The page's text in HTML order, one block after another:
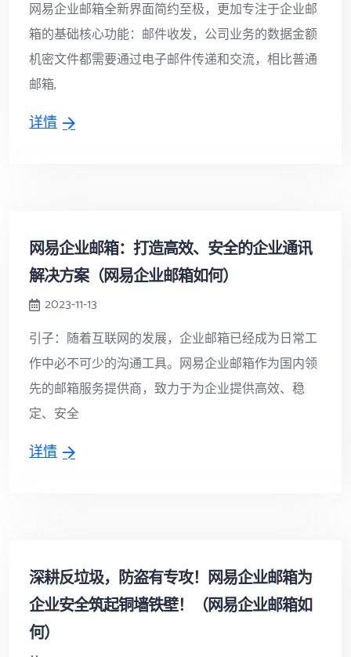
网易企业邮箱全新界面简约至极，更加专注于企业邮
箱的基础核心功能：邮件收发，公司业务的数据金额
机密文件都需要通过电子邮件传递和交流，相比普通
邮箱,
详情
网易企业邮箱：打造高效、安全的企业通讯
解决方案（网易企业邮箱如何）
2023-11-13
引子：随着互联网的发展，企业邮箱已经成为日常工
作中必不可少的沟通工具。网易企业邮箱作为国内领
先的邮箱服务提供商，致力于为企业提供高效、稳
定、安全
详情
深耕反垃圾，防盗有专攻！网易企业邮箱为
企业安全筑起铜墙铁壁！（网易企业邮箱如
何）